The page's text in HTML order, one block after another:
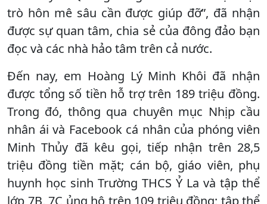
trò hôn mê sâu cần được giúp đỡ”, đã nhận
được sự quan tâm, chia sẻ của đông đảo bạn
đọc và các nhà hảo tâm trên cả nước.
Đến nay, em Hoàng Lý Minh Khôi đã nhận
được tổng số tiền hỗ trợ trên 189 triệu đồng.
Trong đó, thông qua chuyên mục Nhịp cầu
nhân ái và Facebook cá nhân của phóng viên
Minh Thủy đã kêu gọi, tiếp nhận trên 28,5
triệu đồng tiền mặt; cán bộ, giáo viên, phụ
huynh học sinh Trường THCS Ỷ La và tập thể
lớp 7B, 7C ủng hộ trên 109 triệu đồng; tập thể